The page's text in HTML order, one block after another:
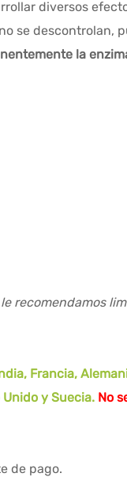
diversos
se descontrolan,
la
recomendamos
Francia,
y Suecia. No
de pago.